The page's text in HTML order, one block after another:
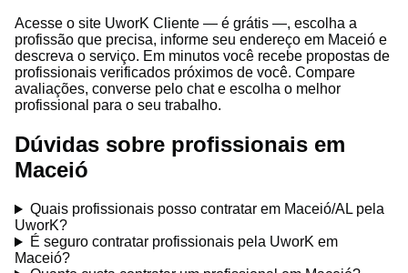
Acesse o site UworK Cliente — é grátis —, escolha a
profissão que precisa, informe seu endereço em Maceió e
descreva o serviço. Em minutos você recebe propostas de
profissionais verificados próximos de você. Compare
avaliações, converse pelo chat e escolha o melhor
profissional para o seu trabalho.
Dúvidas sobre profissionais em
Maceió
Quais profissionais posso contratar em Maceió/AL pela
UworK?
É seguro contratar profissionais pela UworK em
Maceió?